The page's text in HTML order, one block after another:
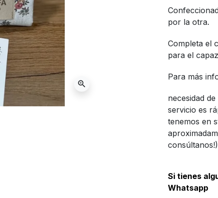
zoom_in
por la otra.
Completa el
para el
Para más
necesidad
servicio es
tenemos en
Si tienes
Whatsapp